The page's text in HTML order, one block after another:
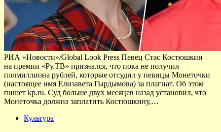
РИА «Новости»/Global Look Press Певец Стас Костюшкин
на премии «Ру.ТВ» признался, что пока не получил
полмиллиона рублей, которые отсудил у певицы Монеточки
(настоящее имя Елизавета Гырдымова) за плагиат. Об этом
пишет kp.ru. Суд больше двух месяцев назад установил, что
Монеточка должна заплатить Костюшкину,…
Культура